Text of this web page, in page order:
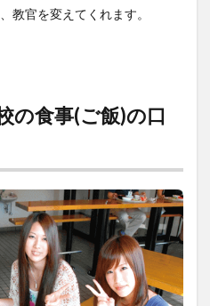
教官を変えてくれます。
の食事(ご飯)の口